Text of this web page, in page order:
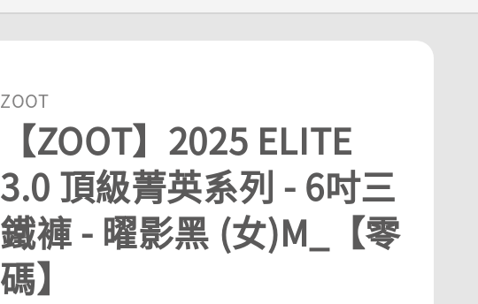
ZOOT
【ZOOT】2025 ELITE
3.0 頂級菁英系列 - 6吋三
鐵褲 - 曜影黑 (女)M_【零
碼】